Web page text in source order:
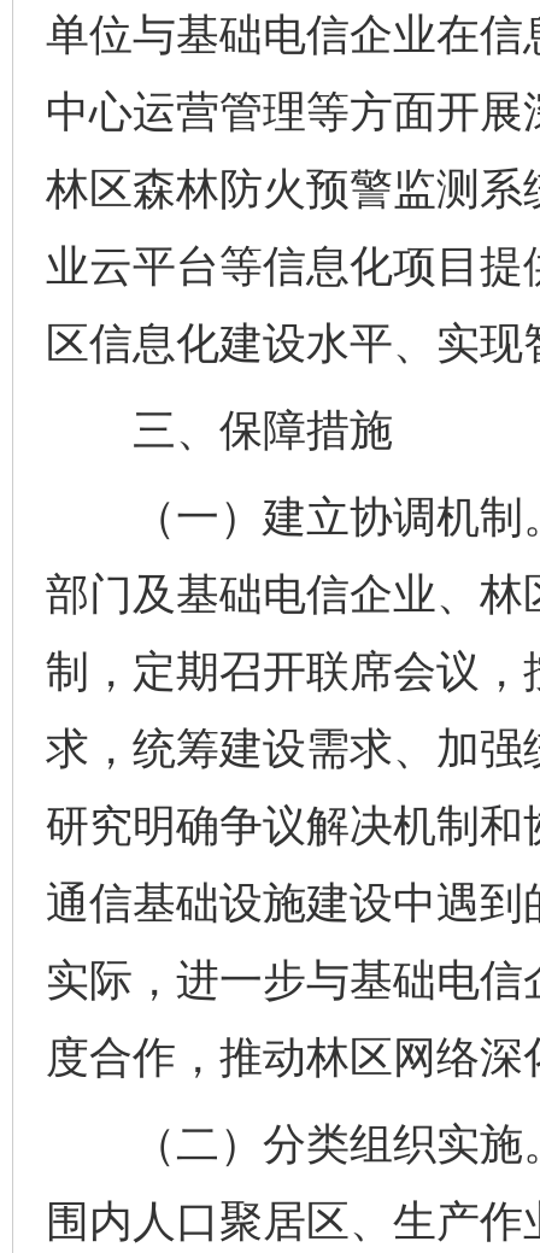
单位与基础电信企业在
中心运营管理等方面开
林区森林防火预警监测
业云平台等信息化项目
区信息化建设水平、实
三、保障措施
（一）建立协调机制
部门及基础电信企业、
制，定期召开联席会议
求，统筹建设需求、加
研究明确争议解决机制
通信基础设施建设中遇
实际，进一步与基础电
度合作，推动林区网络深
（二）分类组织实施
围内人口聚居区、生产